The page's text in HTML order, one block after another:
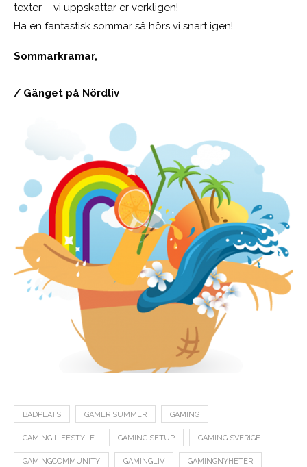
texter – vi uppskattar er verkligen!
Ha en fantastisk sommar så hörs vi snart igen!
Sommarkramar,
/ Gänget på Nördliv
BADPLATS GAMER SUMMER GAMING
GAMING LIFESTYLE GAMING SETUP GAMING SVERIGE
GAMINGCOMMUNITY GAMINGLIV GAMINGNYHETER